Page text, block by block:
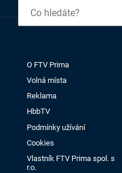
O FTV Prima
Volná místa
Reklama
HbbTV
Podmínky užívání
Cookies
Vlastník FTV Prima spol. s
r.o.